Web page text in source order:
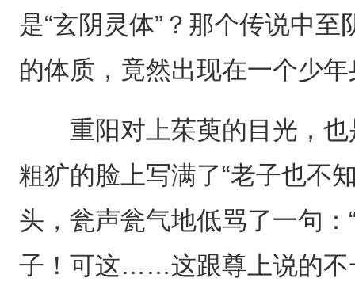
是“玄阴灵体”？那个传说中
的体质，竟然出现在一个少
重阳对上茱萸的目光，也
粗犷的脸上写满了“老子也不
头，瓮声瓮气地低骂了一句
子！可这……这跟尊上说的不